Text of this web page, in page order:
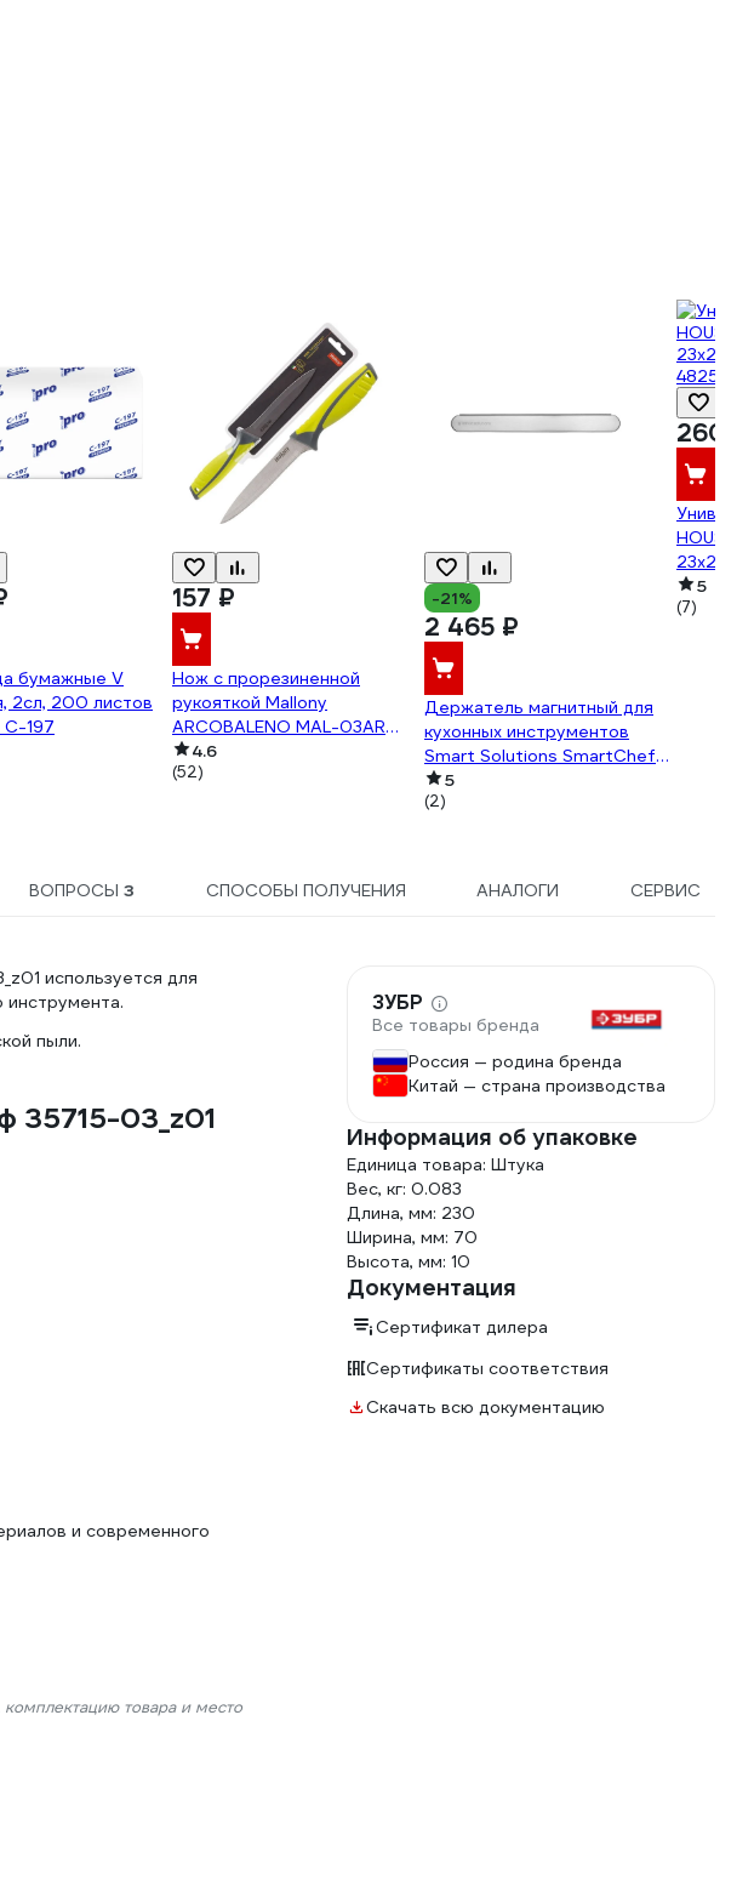
бумажные V
2сл, 200 листов
С-197
157 ₽
Нож с прорезиненной
рукояткой Mallony
ARCOBALENO MAL-03AR
универсальный, 12,7 см 00
5522
4.6
(52)
-21%
2 465 ₽
Держатель магнитный для
кухонных инструментов
Smart Solutions SmartChef
SS000046
5
(2)
260 ₽
HOUSE
48255
5
(7)
ВОПРОСЫ 3 СПОСОБЫ ПОЛУЧЕНИЯ АНАЛОГИ СЕРВИС
используется для
инструмента.
пыли.
35715-03_z01
и современного
товара и место
ЗУБР
Все товары бренда
Россия — родина бренда
Китай — страна производства
Информация об упаковке
Единица товара: Штука
Вес, кг: 0.083
Длина, мм: 230
Ширина, мм: 70
Высота, мм: 10
Документация
Сертификат дилера
Сертификаты соответствия
Скачать всю документацию